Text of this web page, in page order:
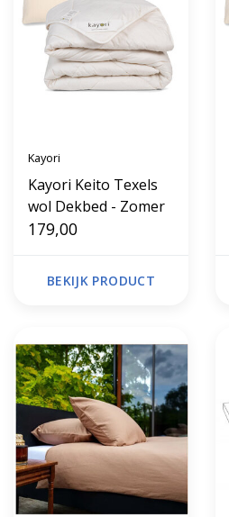
Kayori
Kayori Keito Texels
wol Dekbed - Zomer
179,00
BEKIJK PRODUCT